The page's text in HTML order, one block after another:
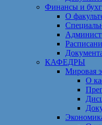
Финансы и
О
КАФЕДРЫ
Мировая
О